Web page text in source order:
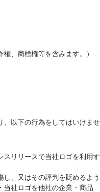
、商標権等を含みます。）
、以下の行為をしてはいけませ
スリリースで当社ロゴを利用す
し、又はその評判を貶めるよう
当社ロゴを他社の企業・商品